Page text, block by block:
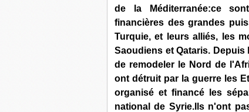
de la Méditerranée:ce
financières des grandes
Turquie, et leurs alliés, les
Saoudiens et Qataris.
de remodeler le Nord de
ont détruit par la guerre les
organisé et financé les
national de Syrie.Ils n'ont